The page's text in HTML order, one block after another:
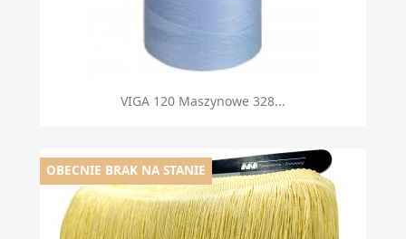
VIGA 120 Maszynowe 328...
OBECNIE BRAK NA STANIE